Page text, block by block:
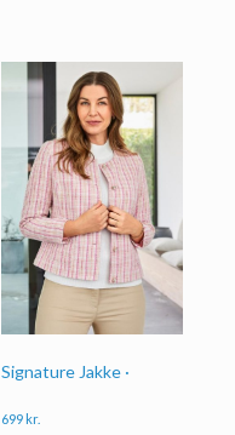
Signature Jakke ·
699 kr.